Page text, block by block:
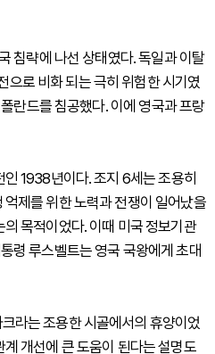
침략에 나선 상태였다. 독일과 이탈
으로 비화 되는 극히 위험한 시기였
란드를 침공했다. 이에 영국과 프랑
1938년이다. 조지 6세는 조용히
제를 위한 노력과 전쟁이 일어났을
목적이었다. 이때 미국 정보기관
령 루스벨트는 영국 국왕에게 초대
라는 조용한 시골에서의 휴양이었
개선에 큰 도움이 된다는 설명도